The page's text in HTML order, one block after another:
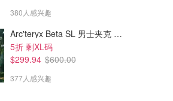
380人感兴趣
Arc'teryx Beta SL 男士夹克 黑色
5折 剩XL码
$299.94 $600.00
377人感兴趣